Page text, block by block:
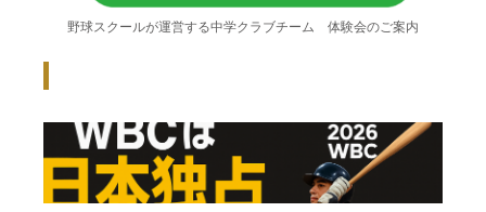
野球スクールが運営する中学クラブチーム 体験会のご案内